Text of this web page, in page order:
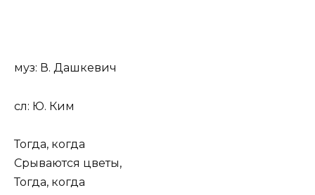
муз: В. Дашкевич
сл: Ю. Ким
Тогда, когда
Срываются цветы,
Тогда, когда